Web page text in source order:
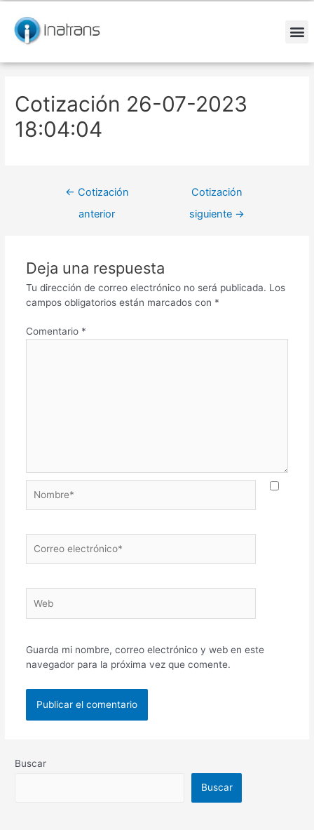
contenido
Cotización 26-07-2023
18:04:04
de
entradas
← Cotización
anterior
Cotización
siguiente →
Deja una respuesta
Tu dirección de correo electrónico no será publicada. Los
campos obligatorios están marcados con *
Comentario *
electrónico*
Guarda mi nombre, correo electrónico y web en este
navegador para la próxima vez que comente.
Buscar
Buscar